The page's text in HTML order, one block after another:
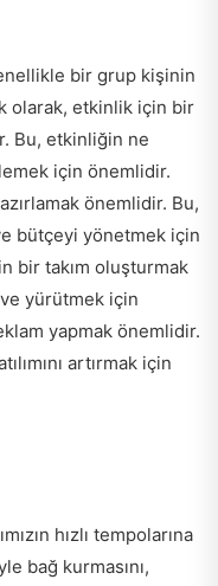
bir grup kişinin
olarak, etkinlik için bir
Bu, etkinliğin ne
için önemlidir.
önemlidir. Bu,
bütçeyi yönetmek için
bir takım oluşturmak
yürütmek için
yapmak önemlidir.
artırmak için
hızlı tempolarına
bağ kurmasını,